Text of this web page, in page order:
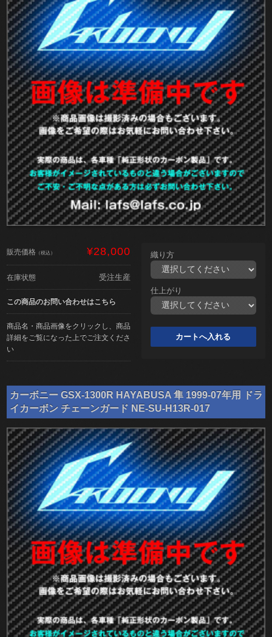
販売価格 （税込） ¥28,000
在庫状態 受注生産
この商品のお問い合わせはこちら
商品名・商品画像をクリックし、商品
詳細をご覧になった上でご注文くださ
い
織り方
仕上がり
カーボニー GSX-1300R HAYABUSA 隼 1999-07年用 ドラ
イカーボン チェーンガード NE-SU-H13R-017